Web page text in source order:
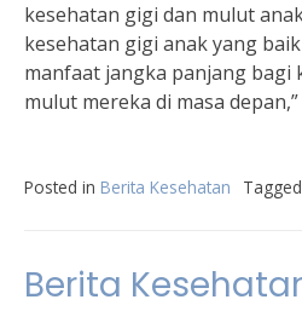
kesehatan gigi dan mulut
kesehatan gigi anak yang
manfaat jangka panjang bagi
mulut mereka di masa
Posted in Berita Kesehatan Tagged
Berita